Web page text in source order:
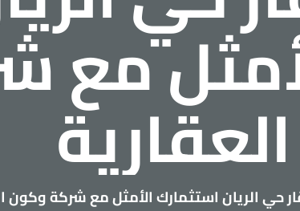
مع
العقارية
حي الريان استثمارك الأمثل مع شركة وكون